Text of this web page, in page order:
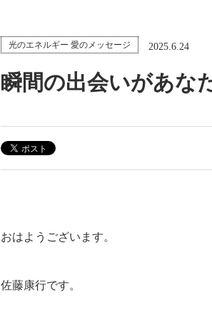
光のエネルギー 愛のメッセージ 2025.6.24
瞬間の出会いがあな
おはようございます。
佐藤康行です。